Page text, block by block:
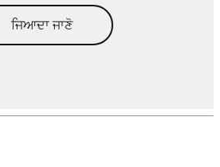
ਜਿਆਦਾ ਜਾਣੋ